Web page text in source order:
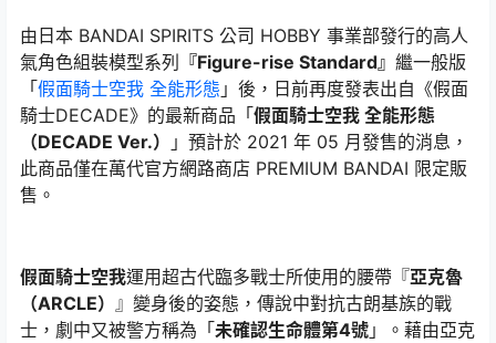
由日本 BANDAI SPIRITS 公司 HOBBY 事業部發行的高人
氣角色組裝模型系列
『Figure-rise Standard』 繼一般版
「假面騎士空我 全能形態 」後，日前再度發表出自《假面
騎士DECADE》的最新商品「假面騎士空我 全能形態
（DECADE Ver.）
」預計於 2021 年 05 月發售的消息，
此商品僅在萬代官方網路商店 PREMIUM BANDAI 限定販
售。
假面騎士空我運用超古代臨多戰士所使用的腰帶『亞克魯
（ARCLE） 』變身後的姿態，傳說中對抗古朗基族的戰
士，劇中又被警方稱為「未確認生命體第4號 」。藉由亞克